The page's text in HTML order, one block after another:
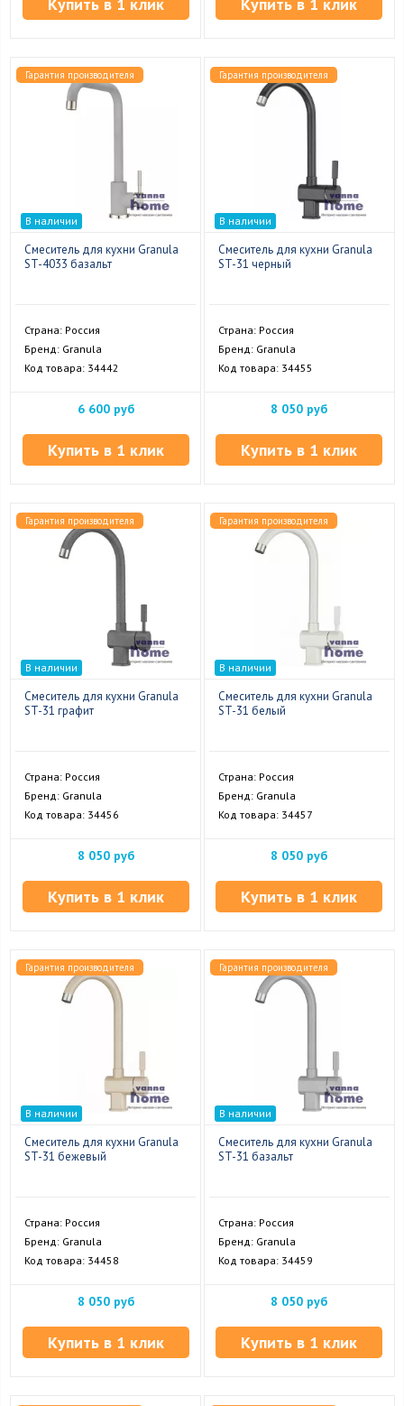
Гарантия производителя
В наличии
Смеситель для кухни Granula
ST-4033 базальт
Страна: Россия
Бренд: Granula
Код товара: 34442
6 600 руб
Купить в 1 клик
Гарантия производителя
В наличии
Смеситель для кухни Granula
ST-31 черный
Страна: Россия
Бренд: Granula
Код товара: 34455
8 050 руб
Купить в 1 клик
Гарантия производителя
В наличии
Смеситель для кухни Granula
ST-31 графит
Страна: Россия
Бренд: Granula
Код товара: 34456
8 050 руб
Купить в 1 клик
Гарантия производителя
В наличии
Смеситель для кухни Granula
ST-31 белый
Страна: Россия
Бренд: Granula
Код товара: 34457
8 050 руб
Купить в 1 клик
Гарантия производителя
В наличии
Смеситель для кухни Granula
ST-31 бежевый
Страна: Россия
Бренд: Granula
Код товара: 34458
8 050 руб
Купить в 1 клик
Гарантия производителя
В наличии
Смеситель для кухни Granula
ST-31 базальт
Страна: Россия
Бренд: Granula
Код товара: 34459
8 050 руб
Купить в 1 клик